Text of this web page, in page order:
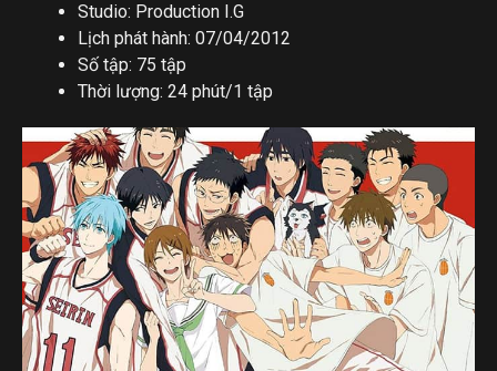
Studio: Production I.G
Lịch phát hành: 07/04/2012
Số tập: 75 tập
Thời lượng: 24 phút/1 tập